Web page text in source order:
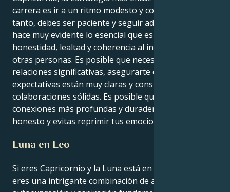
carrera es ir a un ritmo modesto y constante; por lo
tanto, debes ser paciente y seguir adelante. El Sol
hace muy evidente lo esencial que es mostrar
honestidad, lealtad y coherencia al interactuar con
otras personas. Es posible que necesites establecer
relaciones significativas, asegurarte de que tus
expectativas están muy claras y construir
colaboraciones sólidas. Es posible que cultives
conexiones más profundas y duraderas si eres
honesto y evitas reprimir tus emociones.
Luna en Leo
Si eres Capricornio y la Luna está en el signo de Leo,
eres una intrigante combinación de ardiente